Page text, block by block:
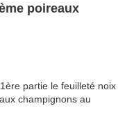
poireaux